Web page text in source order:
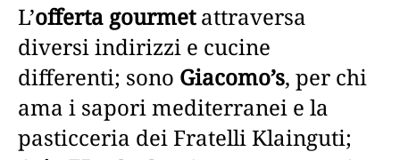
L’offerta gourmetattraversa
diversi indirizzi e cucine
differenti; sono Giacomo’s, per chi
ama i sapori mediterranei e la
pasticceria dei Fratelli Klainguti;